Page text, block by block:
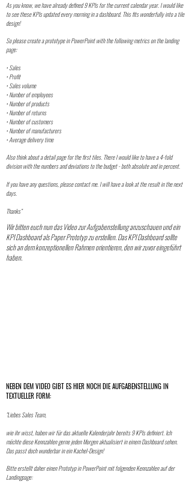
As you know, we have already defined 9 KPIs for the current calendar year. I would like
to see these KPIs updated every morning in a dashboard. This fits wonderfully into a tile
design!
So please create a prototype in PowerPoint with the following metrics on the landing
page:
• Sales
• Profit
• Sales volume
• Number of employees
• Number of products
• Number of returns
• Number of customers
• Number of manufacturers
• Average delivery time
Also think about a detail page for the first tiles. There I would like to have a 4-fold
division with the numbers and deviations to the budget - both absolute and in percent.
If you have any questions, please contact me. I will have a look at the result in the next
days.
Thanks”
Wir bitten euch nun das Video zur Aufgabenstellung anzuschauen und ein
KPI Dashboard als Paper Prototyp zu erstellen. Das KPI Dashboard sollte
sich an dem konzeptionellen Rahmen orientieren, den wir zuvor eingeführt
haben.
NEBEN DEM VIDEO GIBT ES HIER NOCH DIE AUFGABENSTELLUNG IN
TEXTUELLER FORM:
"Liebes Sales Team,
wie ihr wisst, haben wir für das aktuelle Kalenderjahr bereits 9 KPIs definiert. Ich
möchte diese Kennzahlen gerne jeden Morgen aktualisiert in einem Dashboard sehen.
Das passt doch wunderbar in ein Kachel-Design!
Bitte erstellt daher einen Prototyp in PowerPoint mit folgenden Kennzahlen auf der
Landingpage: